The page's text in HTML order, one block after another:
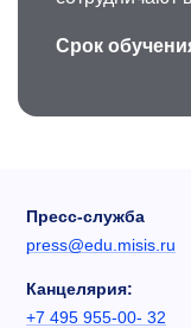
Срок
Пресс-служба
press@edu.misis.ru
Канцелярия:
+7 495 955-00- 32